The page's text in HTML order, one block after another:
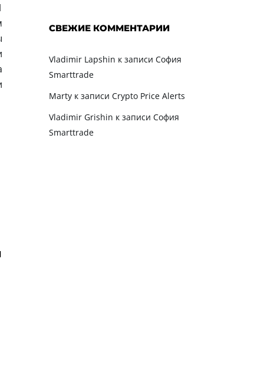
СВЕЖИЕ КОММЕНТАРИИ
Vladimir Lapshin к записи София
Smarttrade
Martyк записи Crypto Price Alerts
Vladimir Grishin к записи София
Smarttrade